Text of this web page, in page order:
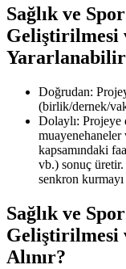
Sağlık ve
Geliştirilmesi
Doğrudan:
(birlik/dernek/
Dolaylı:
muayenehaneler
kapsamındaki
vb.) sonuç
senkron kurmayı
Sağlık ve
Geliştirilmesi
Alınır?